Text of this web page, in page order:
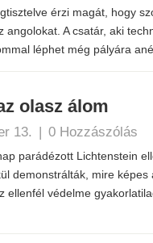
érzi magát, hogy
angolokat. A csatár, aki
léphet még pályára
olasz álom
13. | 0 Hozzászólás
parádézott Lichtenstein
demonstrálták, mire
ellenfél védelme